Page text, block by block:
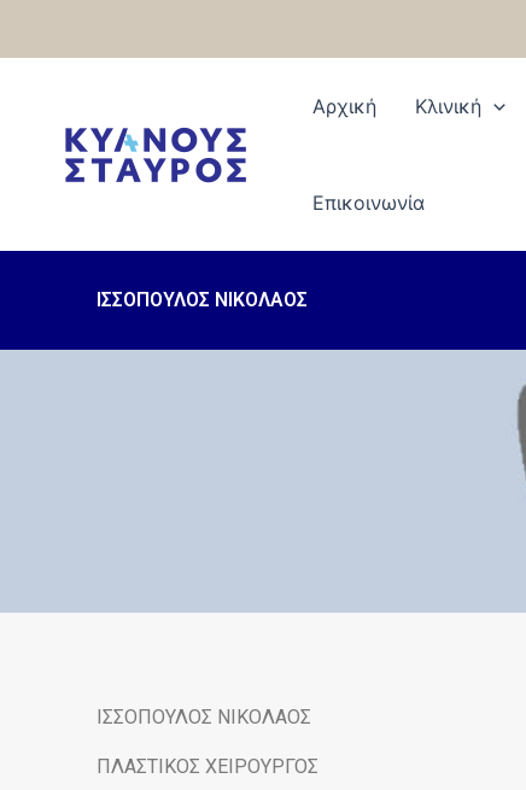
Αρχική Κλινική
Eπικοινωνία
ΙΣΣΟΠΟΥΛΟΣ ΝΙΚΟΛΑΟΣ
ΙΣΣΟΠΟΥΛΟΣ ΝΙΚΟΛΑΟΣ
ΠΛΑΣΤΙΚΟΣ ΧΕΙΡΟΥΡΓΟΣ